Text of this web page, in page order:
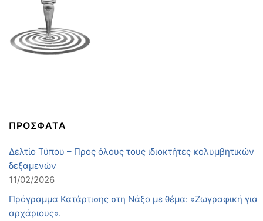
ΠΡΟΣΦΑΤΑ
Δελτίο Τύπου – Προς όλους τους ιδιοκτήτες κολυμβητικών
δεξαμενών
11/02/2026
Πρόγραμμα Κατάρτισης στη Νάξο με θέμα: «Ζωγραφική για
αρχάριους».